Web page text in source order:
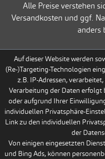
Alle Preise verstehen
Versandkosten und ggf.
anders
Auf dieser Website werden
(Re-)Targeting-Technologien
z.B. IP-Adressen,
Verarbeitung der Daten erfolgt
oder aufgrund Ihrer
individuellen Privatsphäre-
Link zu den individuellen
der
Von einigen eingesetzten
und Bing Ads, können